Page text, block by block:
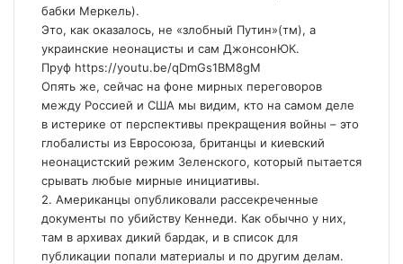
бабки Меркель).
Это, как оказалось, не «злобный Путин»(тм), а
украинские неонацисты и сам ДжонсонЮК.
Пруф https://youtu.be/qDmGs1BM8gM
Опять же, сейчас на фоне мирных переговоров
между Россией и США мы видим, кто на самом деле
в истерике от перспективы прекращения войны – это
глобалисты из Евросоюза, британцы и киевский
неонацистский режим Зеленского, который пытается
срывать любые мирные инициативы.
2. Американцы опубликовали рассекреченные
документы по убийству Кеннеди. Как обычно у них,
там в архивах дикий бардак, и в список для
публикации попали материалы и по другим делам.